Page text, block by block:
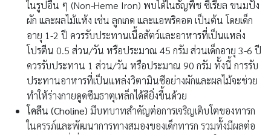
ในรูปอื่น ๆ (Non-Heme Iron) พบได้ในธัญพืช ซีเรียล ขนมปัง
ผัก และผลไม้แห้ง เช่น ลูกเกด และแอพริคอต เป็นต้น โดยเด็ก
อายุ 1-2 ปี ควรรับประทานเนื้อสัตว์และอาหารที่เป็นแหล่ง
โปรตีน 0.5 ส่วน/วัน หรือประมาณ 45 กรัม ส่วนเด็กอายุ 3-6 ปี
ควรรับประทาน 1 ส่วน/วัน หรือประมาณ 90 กรัม ทั้งนี้ การรับ
ประทานอาหารที่เป็นแหล่งวิตามินซีอย่างผักและผลไม้จะช่วย
ทำให้ร่างกายดูดซึมธาตุเหล็กได้ดียิ่งขึ้นด้วย
โคลีน (Choline) มีบทบาทสำคัญต่อการเจริญเติบโตของทารก
ในครรภ์และพัฒนาการทางสมองของเด็กทารก รวมทั้งมีผลต่อ